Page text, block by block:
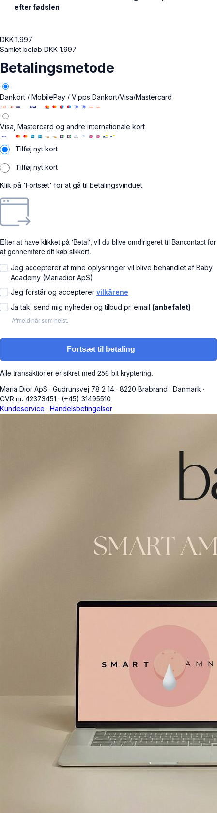
efter fødslen
DKK 1.997
Samlet beløb DKK 1.997
Betalingsmetode
Dankort / MobilePay / Vipps Dankort/Visa/Mastercard
Visa, Mastercard og andre internationale kort
Tilføj nyt kort
Tilføj nyt kort
Klik på 'Fortsæt' for at gå til betalingsvinduet.
Efter at have klikket på 'Betal', vil du blive omdirigeret til Bancontact for
at gennemføre dit køb sikkert.
Jeg accepterer at mine oplysninger vil blive behandlet af Baby
Academy (Mariadior ApS)
Jeg forstår og accepterer vilkårene
Ja tak, send mig nyheder og tilbud pr. email (anbefalet)
Afmeld når som helst.
Fortsæt til betaling
Alle transaktioner er sikret med 256-bit kryptering.
Maria Dior ApS · Gudrunsvej 78 2 14 · 8220 Brabrand · Danmark ·
CVR nr. 42373451 · (+45) 31495510
Kundeservice · Handelsbetingelser